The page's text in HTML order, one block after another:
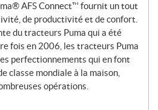
AFS Connect™ fournit un tout
de productivité et de confort.
du tracteurs Puma qui a été
fois en 2006, les tracteurs Puma
perfectionnements qui en font
classe mondiale à la maison,
opérations.